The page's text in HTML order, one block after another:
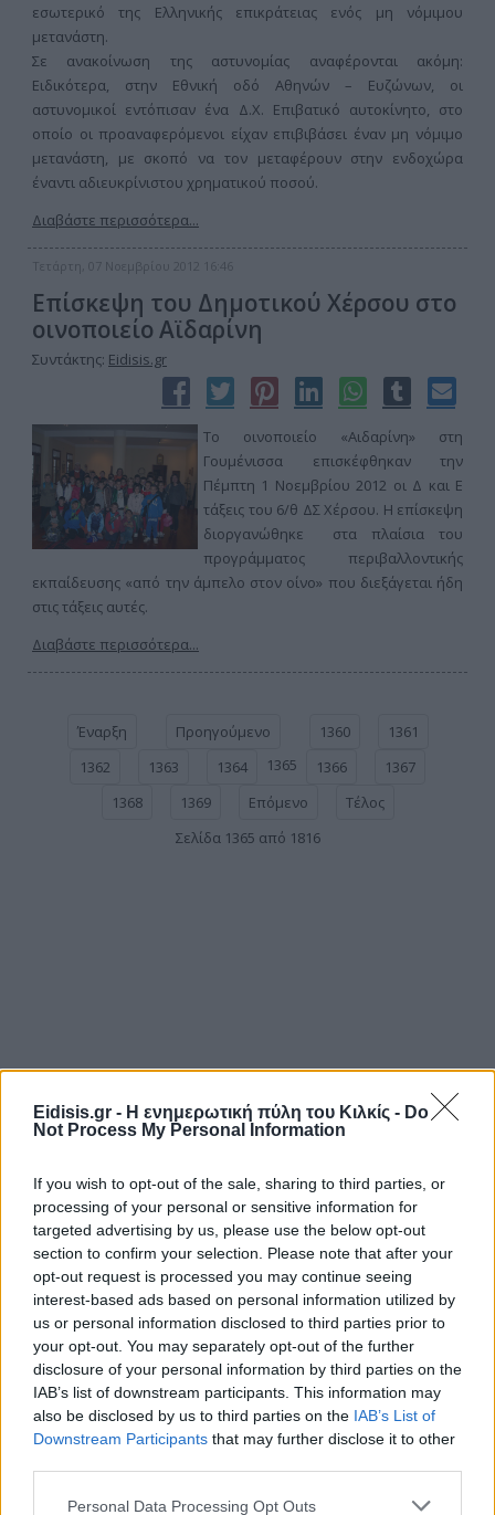
Eidisis.gr - Η ενημερωτική πύλη του Κιλκίς - Do
Not Process My Personal Information
If you wish to opt-out of the sale, sharing to third parties, or
processing of your personal or sensitive information for
targeted advertising by us, please use the below opt-out
section to confirm your selection. Please note that after your
opt-out request is processed you may continue seeing
interest-based ads based on personal information utilized by
us or personal information disclosed to third parties prior to
your opt-out. You may separately opt-out of the further
disclosure of your personal information by third parties on the
IAB’s list of downstream participants. This information may
also be disclosed by us to third parties on the IAB’s List of
Downstream Participants that may further disclose it to other
Personal Data Processing Opt Outs
εσωτερικό της Ελληνικής επικράτειας ενός μη νόμιμου
μετανάστη.
Σε ανακοίνωση της αστυνομίας αναφέρονται ακόμη:
Ειδικότερα, στην Εθνική οδό Αθηνών – Ευζώνων, οι
αστυνομικοί εντόπισαν ένα Δ.Χ. Επιβατικό αυτοκίνητο, στο
οποίο οι προαναφερόμενοι είχαν επιβιβάσει έναν μη νόμιμο
μετανάστη, με σκοπό να τον μεταφέρουν στην ενδοχώρα
έναντι αδιευκρίνιστου χρηματικού ποσού.
Διαβάστε περισσότερα...
Τετάρτη, 07 Νοεμβρίου 2012 16:46
Επίσκεψη του Δημοτικού Χέρσου στο
οινοποιείο Αϊδαρίνη
Συντάκτης: Eidisis.gr
Το οινοποιείο «Αιδαρίνη» στη
Γουμένισσα επισκέφθηκαν την
Πέμπτη 1 Νοεμβρίου 2012 οι Δ και Ε
τάξεις του 6/θ ΔΣ Χέρσου. Η επίσκεψη
διοργανώθηκε στα πλαίσια του
προγράμματος περιβαλλοντικής
εκπαίδευσης «από την άμπελο στον οίνο» που διεξάγεται ήδη
στις τάξεις αυτές.
Διαβάστε περισσότερα...
Έναρξη Προηγούμενο 1360
1361
1362
1363 1364 1365 1366
1367
1368
1369 Επόμενο
Τέλος
Σελίδα 1365 από 1816